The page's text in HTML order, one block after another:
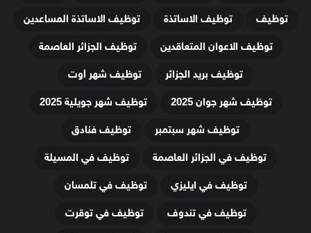
توظيف
توظيف الاساتذة
توظيف الاساتذة المساعدين
توظيف الاعوان المتعاقدين
توظيف الجزائر العاصمة
توظيف بريد الجزائر
توظيف شهر أوت
توظيف شهر جوان 2025
توظيف شهر جويلية 2025
توظيف شهر سبتمبر
توظيف فنادق
توظيف في الجزائر العاصمة
توظيف في المسيلة
توظيف في ايليزي
توظيف في تلمسان
توظيف في تندوف
توظيف في توقرت